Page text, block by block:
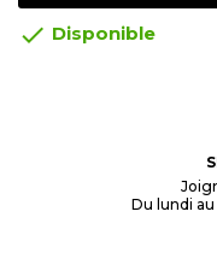
 Disponible
Du lundi